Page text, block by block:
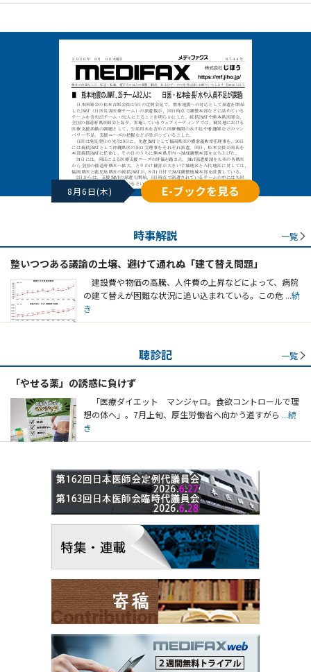
8月6日(木) E-ブックを見る
時事解説 一覧
整いつつある議論の土壌、避けて通れぬ「建て替え問題」
建設費や物価の高騰、人件費の上昇などによって、病院
の建て替えが困難な状況に追い込まれている。この危 ...続
き
聴診記 一覧
「やせる薬」の誘惑に負けず
「医療ダイエット マンジャロ。食欲コントロールで理
想の体へ」。7月上旬、厚生労働省へ向かう道すがら ...続
き